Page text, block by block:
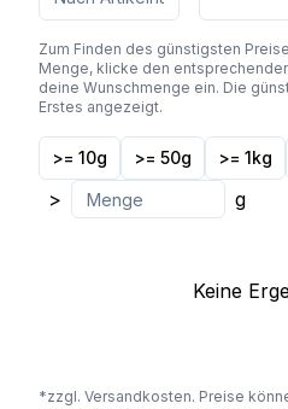
Zum Finden des günstigsten
Menge, klicke den
deine Wunschmenge ein. Die
Erstes angezeigt.
>= 10g >= 50g >= 1kg
> g
Keine
*zzgl. Versandkosten. Preise